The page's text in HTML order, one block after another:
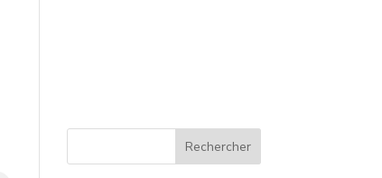
Rechercher